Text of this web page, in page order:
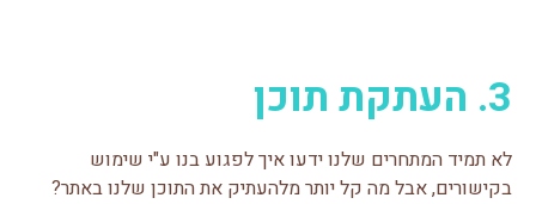
3. העתקת תוכן
לא תמיד המתחרים שלנו ידעו איך לפגוע בנו ע"י שימוש
בקישורים, אבל מה קל יותר מלהעתיק את התוכן שלנו באתר?